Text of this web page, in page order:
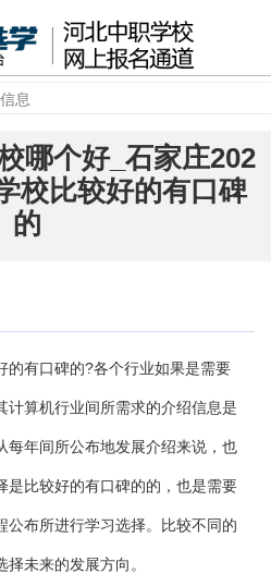
息
哪个好_石家庄202
校比较好的有口碑
的
的有口碑的?各个行业如果是需要
计算机行业间所需求的介绍信息是
每年间所公布地发展介绍来说，也
是比较好的有口碑的的，也是需要
公布所进行学习选择。比较不同的
未来的发展方向。